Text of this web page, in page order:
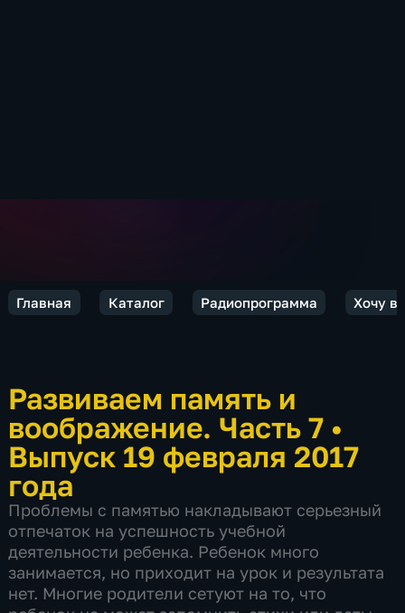
Главная Каталог Радиопрограмма Хочу
Развиваем память и
воображение. Часть 7 •
Выпуск 19 февраля 2017
года
Проблемы с памятью накладывают серьезный
отпечаток на успешность учебной
деятельности ребенка. Ребенок много
занимается, но приходит на урок и результата
нет. Многие родители сетуют на то, что